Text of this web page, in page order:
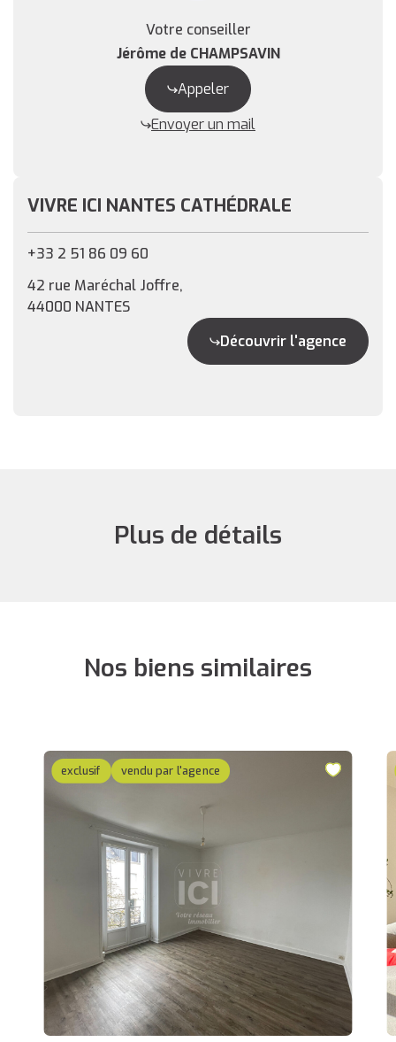
Votre conseiller
Jérôme de CHAMPSAVIN
Appeler
Envoyer un mail
VIVRE ICI NANTES CATHÉDRALE
+33 2 51 86 09 60
42 rue Maréchal Joffre,
44000 NANTES
Découvrir l'agence
Plus de détails
Nos biens similaires
exclusif vendu par l'agence